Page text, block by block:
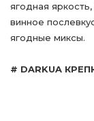
ягодная
винное
ягодные миксы.
# DARKUA